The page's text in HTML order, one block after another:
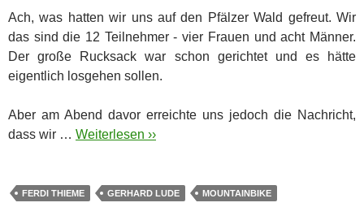
Ach, was hatten wir uns auf den Pfälzer Wald gefreut. Wir
das sind die 12 Teilnehmer - vier Frauen und acht Männer.
Der große Rucksack war schon gerichtet und es hätte
eigentlich losgehen sollen.
Aber am Abend davor erreichte uns jedoch die Nachricht,
dass wir … Weiterlesen ››
FERDI THIEME GERHARD LUDE MOUNTAINBIKE